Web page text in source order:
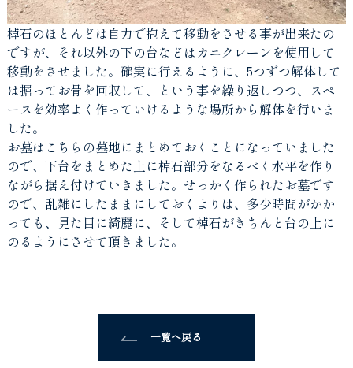
棹石のほとんどは自力で抱えて移動をさせる事が出来たの
ですが、それ以外の下の台などはカニクレーンを使用して
移動をさせました。確実に行えるように、5つずつ解体して
は掘ってお骨を回収して、という事を繰り返しつつ、スペ
ースを効率よく作っていけるような場所から解体を行いま
した。
お墓はこちらの墓地にまとめておくことになっていました
ので、下台をまとめた上に棹石部分をなるべく水平を作り
ながら据え付けていきました。せっかく作られたお墓です
ので、乱雑にしたままにしておくよりは、多少時間がかか
っても、見た目に綺麗に、そして棹石がきちんと台の上に
のるようにさせて頂きました。
一覧へ戻る